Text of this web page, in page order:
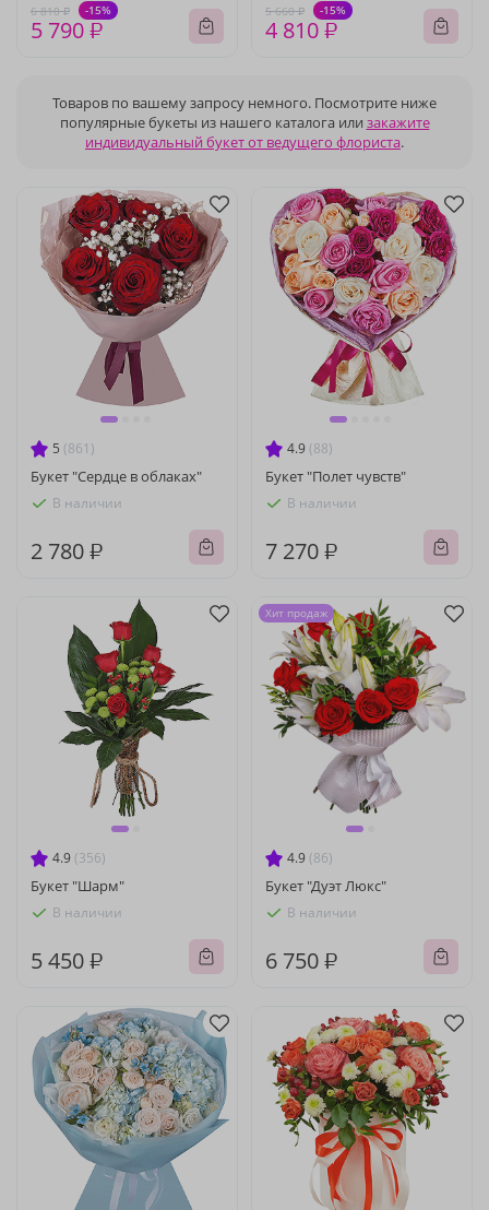
6 810 ₽ -15%
5 790 ₽
5 660 ₽ -15%
4 810 ₽
Товаров по вашему запросу немного. Посмотрите ниже
популярные букеты из нашего каталога или закажите
индивидуальный букет от ведущего флориста.
5 (861)
Букет "Сердце в облаках"
В наличии
2 780 ₽
4.9 (88)
Букет "Полет чувств"
В наличии
7 270 ₽
4.9 (356)
Букет "Шарм"
В наличии
5 450 ₽
4.9 (86)
Букет "Дуэт Люкс"
В наличии
6 750 ₽
Хит продаж